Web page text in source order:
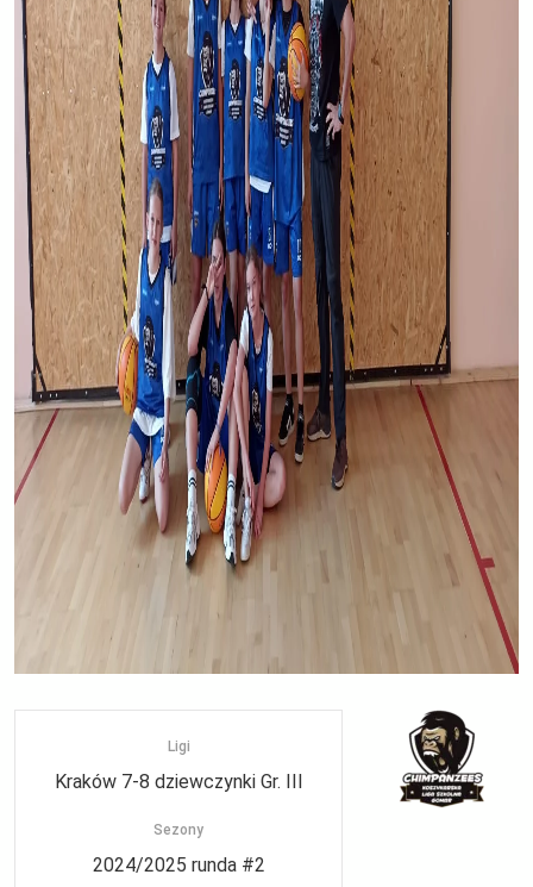
Ligi
Kraków 7-8 dziewczynki Gr. III
Sezony
2024/2025 runda #2